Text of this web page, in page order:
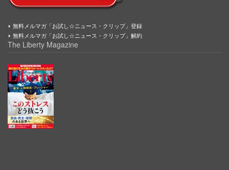
無料メルマガ「お試し☆ニュース・クリップ」登録
無料メルマガ「お試し☆ニュース・クリップ」解約
The Liberty Magazine